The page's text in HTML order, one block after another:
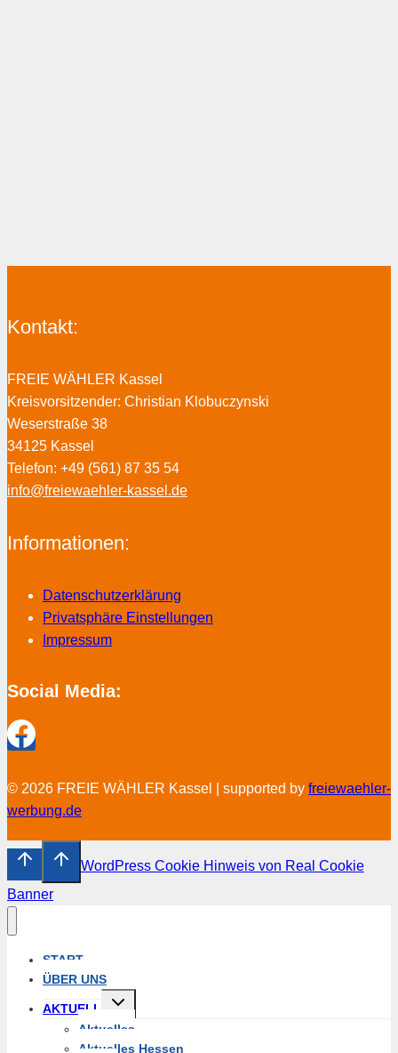
Kontakt:
FREIE WÄHLER Kassel
Kreisvorsitzender: Christian Klobuczynski
Weserstraße 38
34125 Kassel
Telefon: +49 (561) 87 35 54
info@freiewaehler-kassel.de
Informationen:
Datenschutzerklärung
Privatsphäre Einstellungen
Impressum
Social Media:
© 2026 FREIE WÄHLER Kassel | supported by freiewaehler-
werbung.de
WordPress Cookie Hinweis von Real Cookie
Banner
START
ÜBER UNS
AKTUELL
Untermenü
umschalten
Aktuelles
Aktuelles Hessen